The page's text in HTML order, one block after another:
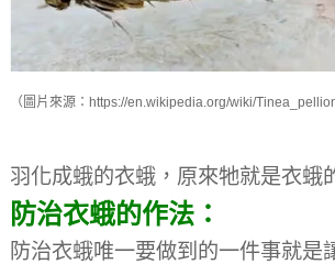
（圖片來源：https://en.wikipedia.org/wiki/
羽化成蛾的衣蛾，原來牠就是衣蛾
防治衣蛾的作法：
防治衣蛾唯一要做到的一件事就是